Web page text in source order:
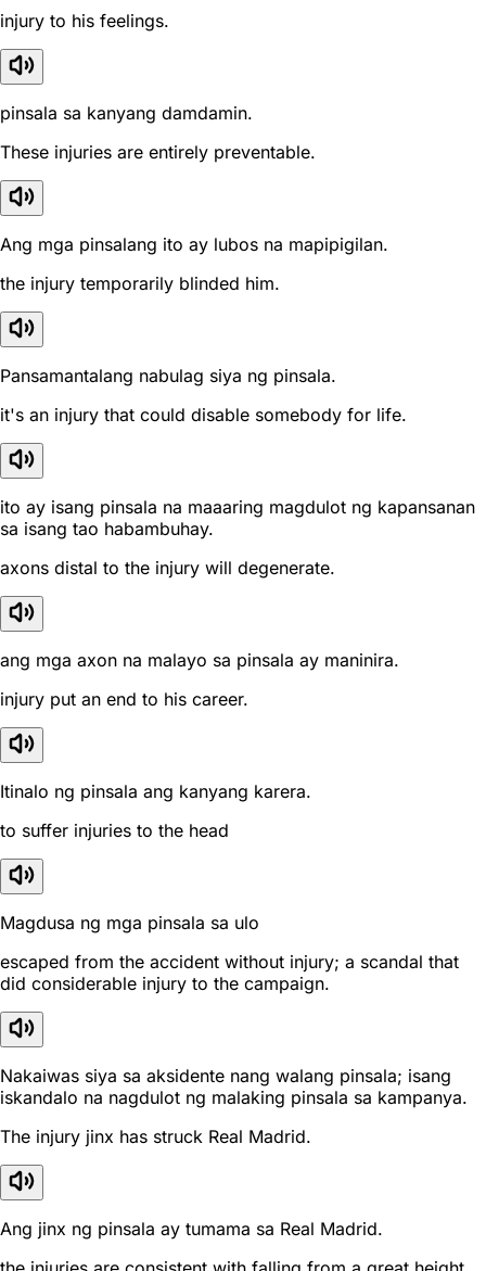
injury to his feelings.
pinsala sa kanyang damdamin.
These injuries are entirely preventable.
Ang mga pinsalang ito ay lubos na mapipigilan.
the injury temporarily blinded him.
Pansamantalang nabulag siya ng pinsala.
it's an injury that could disable somebody for life.
ito ay isang pinsala na maaaring magdulot ng kapansanan
sa isang tao habambuhay.
axons distal to the injury will degenerate.
ang mga axon na malayo sa pinsala ay maninira.
injury put an end to his career.
Itinalo ng pinsala ang kanyang karera.
to suffer injuries to the head
Magdusa ng mga pinsala sa ulo
escaped from the accident without injury; a scandal that
did considerable injury to the campaign.
Nakaiwas siya sa aksidente nang walang pinsala; isang
iskandalo na nagdulot ng malaking pinsala sa kampanya.
The injury jinx has struck Real Madrid.
Ang jinx ng pinsala ay tumama sa Real Madrid.